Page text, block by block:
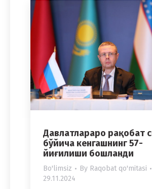
Давлатлараро рақобат
бўйича кенгашнинг 57-
йиғилиши бошланди
Bo'limsiz By Raqobat qo'mitasi
29.11.2024